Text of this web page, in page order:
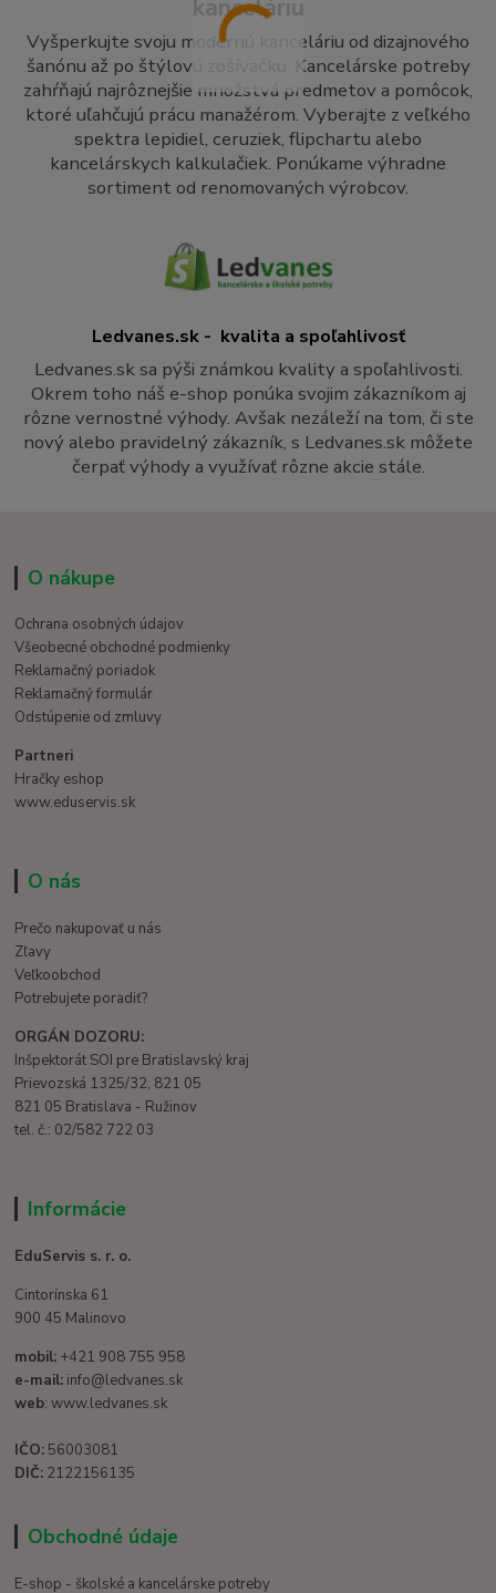
kanceláriu
Vyšperkujte svoju modernú kanceláriu od dizajnového
šanónu až po štýlovú zošívačku. Kancelárske potreby
zahŕňajú najrôznejšie množstvá predmetov a pomôcok,
ktoré uľahčujú prácu manažérom. Vyberajte z veľkého
spektra lepidiel, ceruziek, flipchartu alebo
kancelárskych kalkulačiek. Ponúkame výhradne
sortiment od renomovaných výrobcov.
Ledvanes.sk - kvalita a spoľahlivosť
Ledvanes.sk sa pýši známkou kvality a spoľahlivosti.
Okrem toho náš e-shop ponúka svojim zákazníkom aj
rôzne vernostné výhody. Avšak nezáleží na tom, či ste
nový alebo pravidelný zákazník, s Ledvanes.sk môžete
čerpať výhody a využívať rôzne akcie stále.
O nákupe
Ochrana osobných údajov
Všeobecné obchodné podmienky
Reklamačný poriadok
Reklamačný formulár
Odstúpenie od zmluvy
Partneri
Hračky eshop
www.eduservis.sk
O nás
Prečo nakupovať u nás
Zľavy
Veľkoobchod
Potrebujete poradiť?
ORGÁN DOZORU:
Inšpektorát SOI pre Bratislavský kraj
Prievozská 1325/32, 821 05
821 05 Bratislava - Ružinov
tel. č.: 02/582 722 03
Informácie
EduServis s. r. o.
Cintorínska 61
900 45 Malinovo
mobil: +421 908 755 958
e-mail: info@ledvanes.sk
web: www.ledvanes.sk
IČO: 56003081
DIČ: 2122156135
Obchodné údaje
E-shop - školské a kancelárske potreby